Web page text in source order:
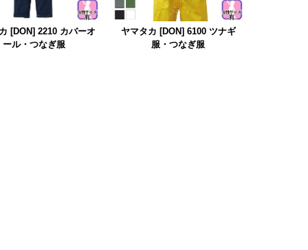
[DON] 2210 カバーオ
ール・つなぎ服
ヤマタカ [DON] 6100 ツナギ
服・つなぎ服